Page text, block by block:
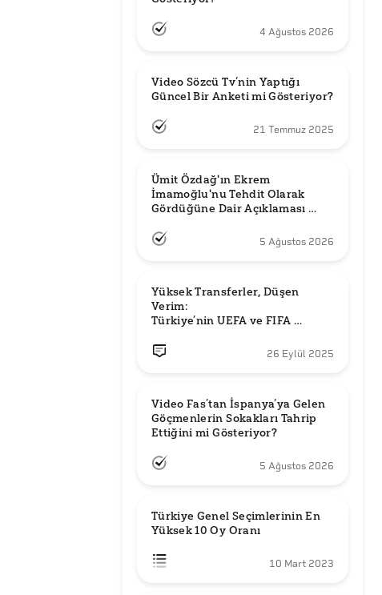
4 Ağustos 2026
Video Sözcü Tv’nin Yaptığı
Güncel Bir Anketi mi Gösteriyor?
21 Temmuz 2025
Ümit Özdağ'ın Ekrem
İmamoğlu'nu Tehdit Olarak
Gördüğüne Dair Açıklaması
5 Ağustos 2026
Yüksek Transferler, Düşen
Verim:
Türkiye’nin UEFA ve FIFA
26 Eylül 2025
Video Fas’tan İspanya’ya Gelen
Göçmenlerin Sokakları Tahrip
Ettiğini mi Gösteriyor?
5 Ağustos 2026
Türkiye Genel Seçimlerinin En
Yüksek 10 Oy Oranı
10 Mart 2023